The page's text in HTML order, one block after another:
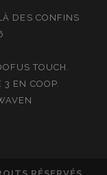
DES CONFINS
TOUCH.
3 EN COOP.